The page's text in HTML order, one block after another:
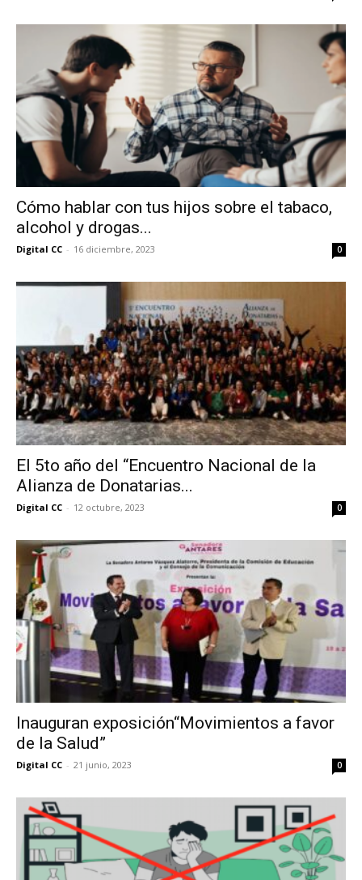
Cómo hablar con tus hijos sobre el tabaco,
alcohol y drogas...
Digital CC - 16 diciembre, 2023 0
El 5to año del “Encuentro Nacional de la
Alianza de Donatarias...
Digital CC - 12 octubre, 2023 0
Inauguran exposición“Movimientos a favor
de la Salud”
Digital CC - 21 junio, 2023 0